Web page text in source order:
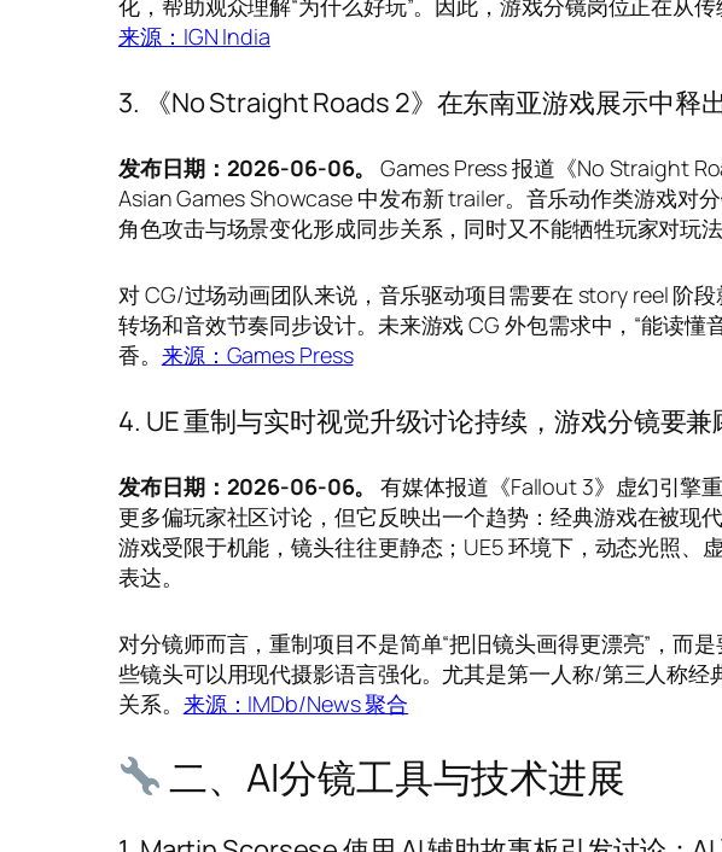
化，帮助观众理解“为什么好玩”。因此，游戏分镜岗位正在从传
来源：IGN India
3. 《No Straight Roads 2》在东南亚游戏展示中释
发布日期：2026-06-06。
Games Press 报道《No Straight
Asian Games Showcase 中发布新 trailer。音乐动作类游戏对
角色攻击与场景变化形成同步关系，同时又不能牺牲玩家对玩法
对 CG/过场动画团队来说，音乐驱动项目需要在 story reel 阶
转场和音效节奏同步设计。未来游戏 CG 外包需求中，“能读懂
香。 来源：Games Press
4. UE 重制与实时视觉升级讨论持续，游戏分镜要
发布日期：2026-06-06。
有媒体报道《Fallout 3》虚幻引擎
更多偏玩家社区讨论，但它反映出一个趋势：经典游戏在被现
游戏受限于机能，镜头往往更静态；UE5 环境下，动态光照、
表达。
对分镜师而言，重制项目不是简单“把旧镜头画得更漂亮”，而
些镜头可以用现代摄影语言强化。尤其是第一人称/第三人称经
关系。 来源：IMDb/News 聚合
二、AI分镜工具与技术进展